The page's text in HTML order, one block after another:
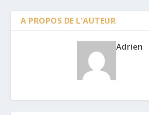
A PROPOS DE L'AUTEUR
Adrien